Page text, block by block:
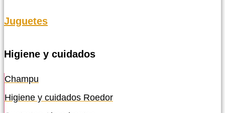
Juguetes
Higiene y cuidados
Champu
Higiene y cuidados Roedor